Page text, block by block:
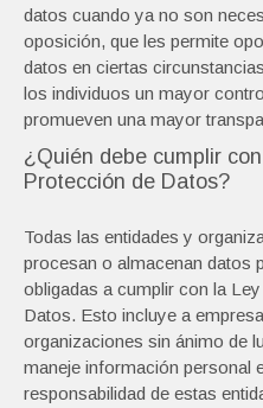
datos cuando ya no son
oposición, que les permite
datos en ciertas
los individuos un mayor
promueven una mayor
¿Quién debe cumplir
Protección de Datos?
Todas las entidades y
procesan o almacenan datos
obligadas a cumplir con la
Datos. Esto incluye a
organizaciones sin ánimo de
maneje información personal
responsabilidad de estas